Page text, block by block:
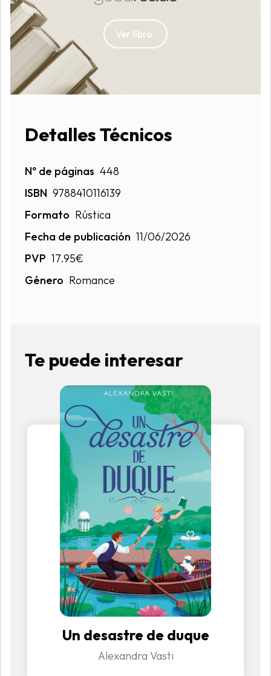
Ver libro
Detalles Técnicos
Nº de páginas 448
ISBN 9788410116139
Formato Rústica
Fecha de publicación 11/06/2026
PVP 17.95€
Género Romance
Te puede interesar
Un desastre de duque
Alexandra Vasti